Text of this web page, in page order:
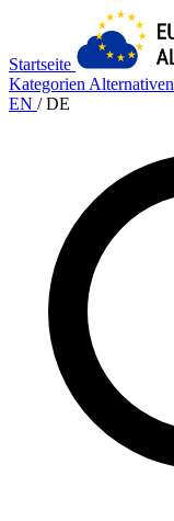
Startseite
Kategorien Alternativen
EN / DE